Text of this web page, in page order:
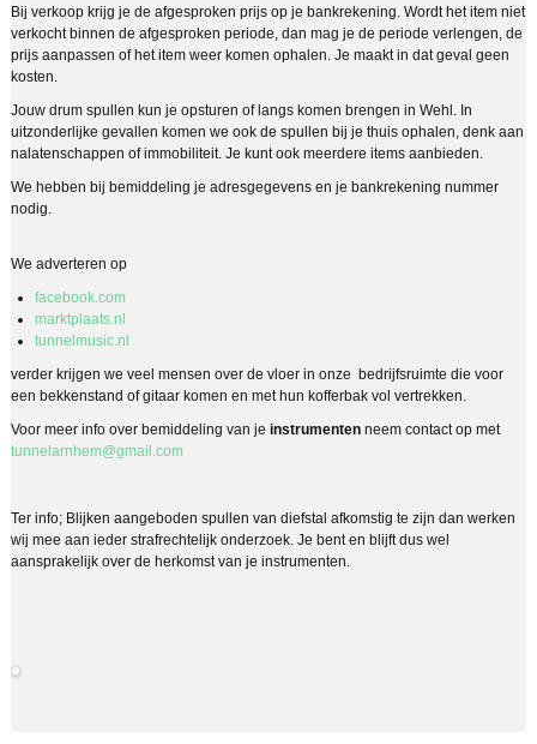
Bij verkoop krijg je de afgesproken prijs op je bankrekening. Wordt het item niet
verkocht binnen de afgesproken periode, dan mag je de periode verlengen, de
prijs aanpassen of het item weer komen ophalen. Je maakt in dat geval geen
kosten.
Jouw drum spullen kun je opsturen of langs komen brengen in Wehl. In
uitzonderlijke gevallen komen we ook de spullen bij je thuis ophalen, denk aan
nalatenschappen of immobiliteit. Je kunt ook meerdere items aanbieden.
We hebben bij bemiddeling je adresgegevens en je bankrekening nummer
nodig.
We adverteren op
facebook.com
marktplaats.nl
tunnelmusic.nl
verder krijgen we veel mensen over de vloer in onze bedrijfsruimte die voor
een bekkenstand of gitaar komen en met hun kofferbak vol vertrekken.
Voor meer info over bemiddeling van je instrumentenneem contact op met
tunnelarnhem@gmail.com
Ter info; Blijken aangeboden spullen van diefstal afkomstig te zijn dan werken
wij mee aan ieder strafrechtelijk onderzoek. Je bent en blijft dus wel
aansprakelijk over de herkomst van je instrumenten.